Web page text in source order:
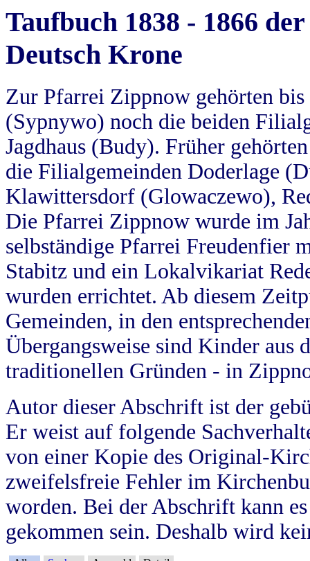
Taufbuch 1838 - 1866
Deutsch Krone
Zur Pfarrei Zippnow gehörten
(Sypnywo) noch die beiden
Jagdhaus (Budy). Früher
die Filialgemeinden Doderlage
Klawittersdorf (Glowaczewo),
Die Pfarrei Zippnow wurde im
selbständige Pfarrei Freudenfier
Stabitz und ein Lokalvikariat
wurden errichtet. Ab diesem
Gemeinden, in den
Übergangsweise sind Kinder aus
traditionellen Gründen - in
Autor dieser Abschrift ist der
Er weist auf folgende
von einer Kopie des Original-
zweifelsfreie Fehler im
worden. Bei der Abschrift kann
gekommen sein. Deshalb wird